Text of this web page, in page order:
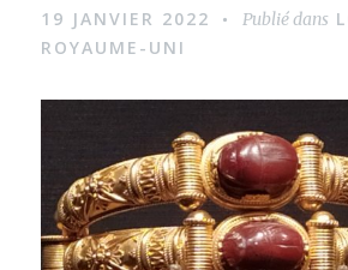
19 JANVIER 2022 Publié dans
ROYAUME-UNI